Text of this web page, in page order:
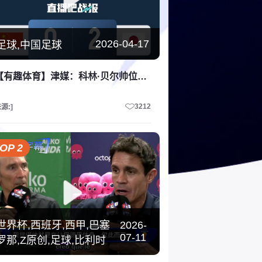
球,中国足球 2026-04-17
【有趣体育】津媒：科林·贝尔帅位存在变数，中国U20女足战术灵活性不足
:] 3212
2
界杯,西班牙,西甲,巴塞
那,Z原创,足球,比利时
2026-
07-11